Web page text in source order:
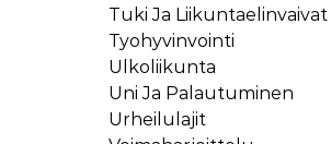
Tuki Ja Liikuntaelinvaivat
Tyohyvinvointi
Ulkoliikunta
Uni Ja Palautuminen
Urheilulajit